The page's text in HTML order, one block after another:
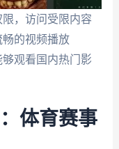
，访问受限内容
的视频播放
观看国内热门影
体育赛事